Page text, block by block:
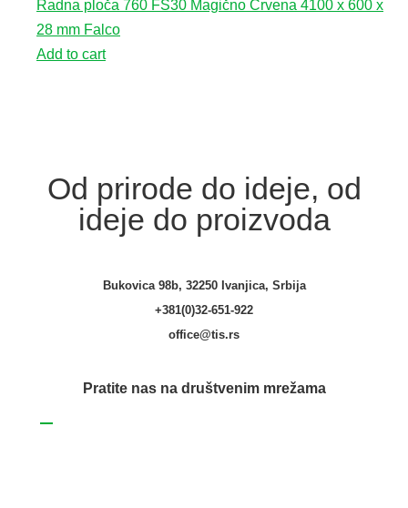
Radna ploča 760 FS30 Magično Crvena 4100 x 600 x
28 mm Falco
Add to cart
Od prirode do ideje, od
ideje do proizvoda
Bukovica 98b, 32250 Ivanjica, Srbija
+381(0)32-651-922
office@tis.rs
Pratite nas na društvenim mrežama